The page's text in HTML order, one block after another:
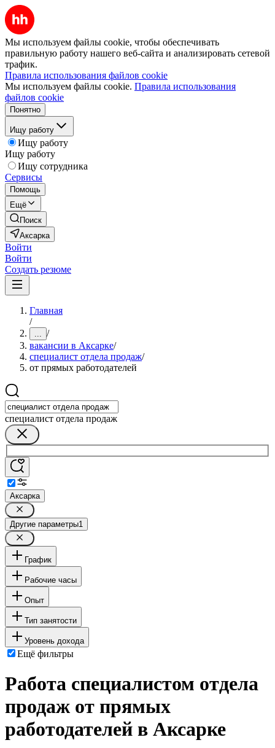
Мы используем файлы cookie, чтобы обеспечивать
правильную работу нашего веб-сайта и анализировать сетевой
трафик.
Правила использования файлов cookie
Мы используем файлы cookie. Правила использования
файлов cookie
Понятно
Ищу работу
Ищу работу
Ищу работу
Ищу сотрудника
Сервисы
Помощь
Ещё
Поиск
Аксарка
Войти
Войти
Создать резюме
Главная
/
... /
вакансии в Аксарке/
специалист отдела продаж/
от прямых работодателей
специалист отдела продаж
Аксарка
Другие параметры1
График
Рабочие часы
Опыт
Тип занятости
Уровень дохода
Ещё фильтры
Работа специалистом отдела
продаж от прямых
работодателей в Аксарке